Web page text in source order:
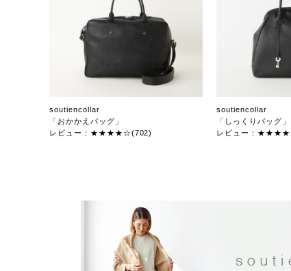
soutiencollar
「おかかえバッグ」
レビュー：★★★★☆(702)
soutiencollar
「しっくりバッグ」
レビュー：